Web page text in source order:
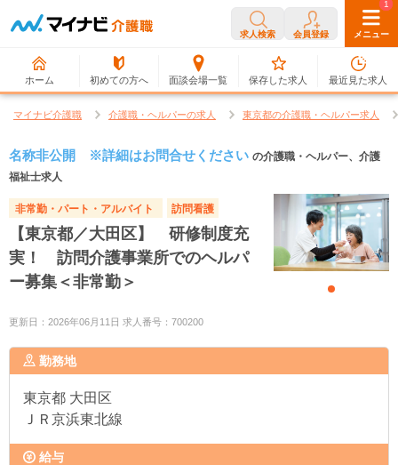
求人検索 会員登録 メニュー
ホーム 初めての方へ 面談会場一覧
0
保存した求人
1
最近見た求人
マイナビ介護職 介護職・ヘルパーの求人 東京都の介護職・ヘルパー求人
名称非公開 ※詳細はお問合せください の介護職・ヘルパー、介護
福祉士求人
非常勤・パート・アルバイト 訪問看護
【東京都／大田区】 研修制度充
実！ 訪問介護事業所でのヘルパ
ー募集＜非常勤＞
更新日：2026年06月11日 求人番号：700200
勤務地
東京都 大田区
ＪＲ京浜東北線
給与